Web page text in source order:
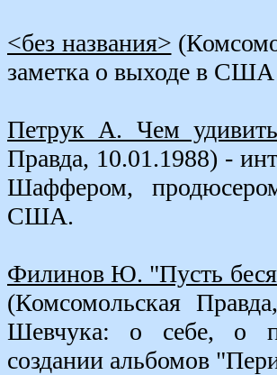
<без названия>
заметка о выходе в
Петрук А. Чем
Правда, 10.01.1988) -
Шаффером,
США.
Филинов Ю. "Пусть
(Комсомольская
Шевчука: о себе, о
создании альбомов